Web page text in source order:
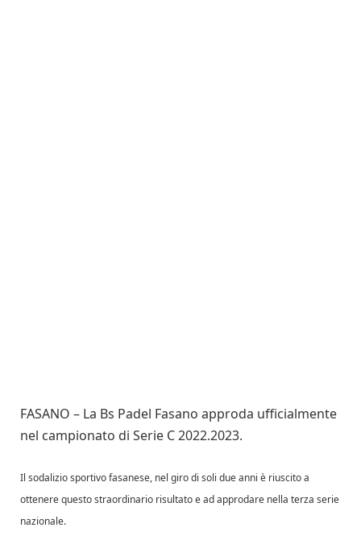
FASANO – La Bs Padel Fasano approda ufficialmente
nel campionato di Serie C 2022.2023.
Il sodalizio sportivo fasanese, nel giro di soli due anni è riuscito a
ottenere questo straordinario risultato e ad approdare nella terza serie
nazionale.